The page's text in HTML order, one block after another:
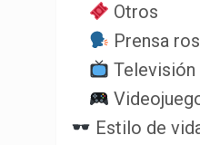
Otros
Prensa
Televisión
Estilo de